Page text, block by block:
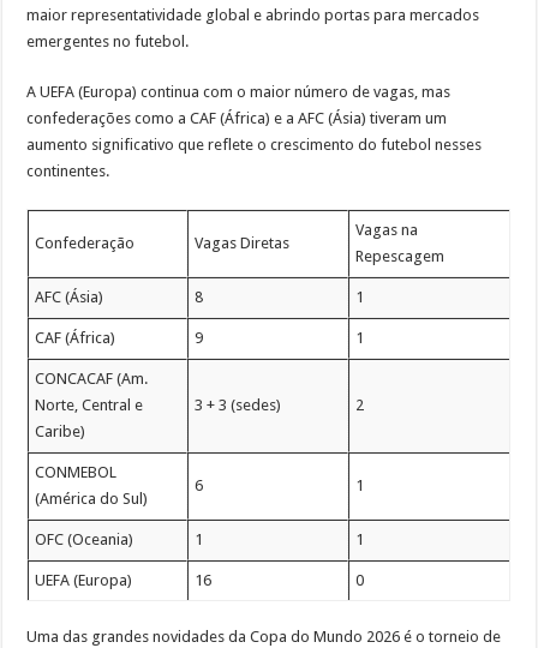
maior representatividade global e abrindo portas para mercados
emergentes no futebol.
A UEFA (Europa) continua com o maior número de vagas, mas
confederações como a CAF (África) e a AFC (Ásia) tiveram um
aumento significativo que reflete o crescimento do futebol nesses
continentes.
Confederação Vagas Diretas
Vagas na
Repescagem
AFC (Ásia) 8 1
CAF (África) 9 1
CONCACAF (Am.
Norte, Central e
Caribe)
3 + 3 (sedes) 2
CONMEBOL
(América do Sul)
6 1
OFC (Oceania) 1 1
UEFA (Europa) 16 0
Uma das grandes novidades da Copa do Mundo 2026 é o torneio de